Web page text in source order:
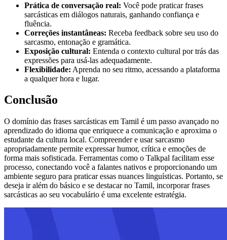
Prática de conversação real: Você pode praticar frases
sarcásticas em diálogos naturais, ganhando confiança e
fluência.
Correções instantâneas: Receba feedback sobre seu uso do
sarcasmo, entonação e gramática.
Exposição cultural: Entenda o contexto cultural por trás das
expressões para usá-las adequadamente.
Flexibilidade: Aprenda no seu ritmo, acessando a plataforma
a qualquer hora e lugar.
Conclusão
O domínio das frases sarcásticas em Tamil é um passo avançado no
aprendizado do idioma que enriquece a comunicação e aproxima o
estudante da cultura local. Compreender e usar sarcasmo
apropriadamente permite expressar humor, crítica e emoções de
forma mais sofisticada. Ferramentas como o Talkpal facilitam esse
processo, conectando você a falantes nativos e proporcionando um
ambiente seguro para praticar essas nuances linguísticas. Portanto, se
deseja ir além do básico e se destacar no Tamil, incorporar frases
sarcásticas ao seu vocabulário é uma excelente estratégia.